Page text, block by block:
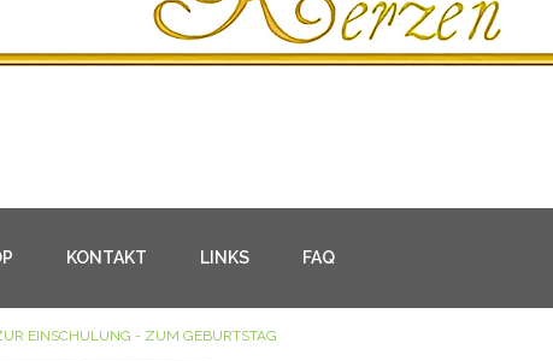
KONTAKT LINKS FAQ
EINSCHULUNG - ZUM GEBURTSTAG